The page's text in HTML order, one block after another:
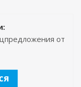
от